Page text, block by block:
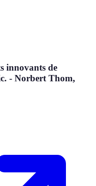
innovants de
- Norbert Thom,